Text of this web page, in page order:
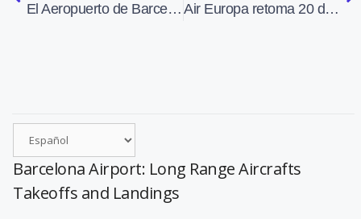
El Aeropuerto de Barcelona estrena el nuevo control de pasaportes de la Terminal T1 Air Europa retoma 20 de sus 23 destinos de América Latina y EEUU
Barcelona Airport: Long Range Aircrafts
Takeoffs and Landings